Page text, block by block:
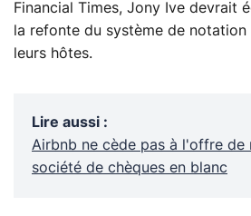
Financial Times, Jony Ive devrait
la refonte du système de
leurs hôtes.
Lire aussi :
Airbnb ne cède pas à l'offre de
société de chèques en blanc